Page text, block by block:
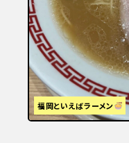
福岡といえばラーメン